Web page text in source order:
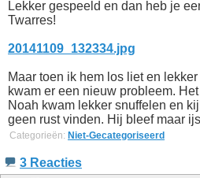
Lekker gespeeld en dan heb je
Twarres!
20141109_132334.jpg
Maar toen ik hem los liet en
kwam er een nieuw probleem.
Noah kwam lekker snuffelen en
geen rust vinden. Hij bleef maar
Categorieën: Niet-Gecategoriseerd
3 Reacties